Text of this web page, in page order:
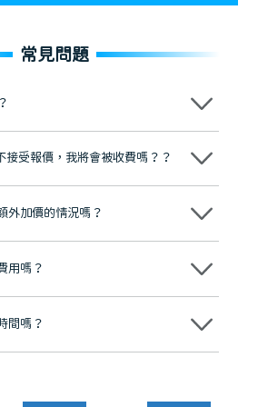
常見問題
」的大學校訓，各分院匯聚來自香港、內地的
袖品牌」，是諾貝爾種植系統全球放心植牙中
家和地區的顧客，受到粵港澳大灣區及周邊城
任推薦 珠海、深圳設有八大分院，香港亦設
有任何問題都可以隨時預約免費咨詢，讓人十
接受報價，我將會被收費嗎？？
務之前，你不會被收取任何費用。
外加價的情況嗎？
說明治療方案及對應的價錢，顧客同意並簽字
用嗎？
日匯率轉算收取費用，而匯率會及時告知客人
間嗎？
或whatsapp聯絡我們，告知我們你原本預約